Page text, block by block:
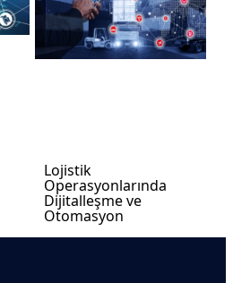
Lojistik
Operasyonlarında
Dijitalleşme ve
Otomasyon